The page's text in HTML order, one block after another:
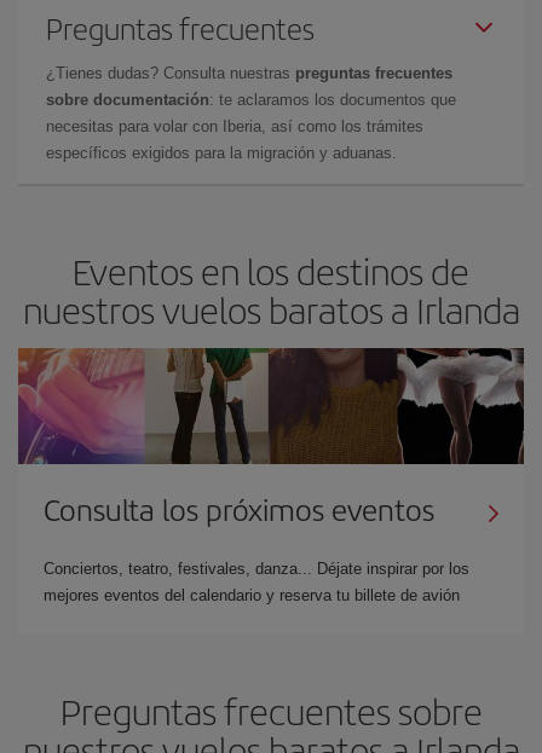
Preguntas frecuentes
¿Tienes dudas? Consulta nuestras preguntas frecuentes
sobre documentación: te aclaramos los documentos que
necesitas para volar con Iberia, así como los trámites
específicos exigidos para la migración y aduanas.
Eventos en los destinos de
nuestros vuelos baratos a Irlanda
Consulta los próximos eventos
Conciertos, teatro, festivales, danza... Déjate inspirar por los
mejores eventos del calendario y reserva tu billete de avión
Preguntas frecuentes sobre